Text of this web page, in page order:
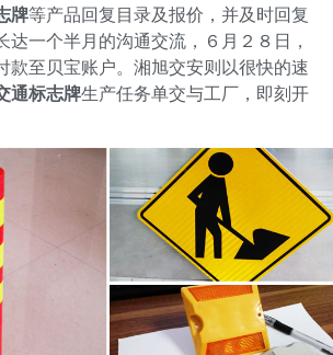
牌等产品回复目录及报价，并及时回复
达一个半月的沟通交流，６月２８日，
款至贝宝账户。湘旭交安则以很快的速
通标志牌生产任务单交与工厂，即刻开